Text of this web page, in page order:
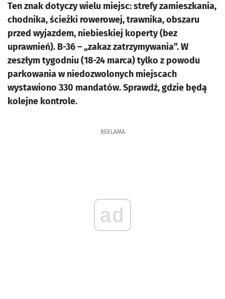
Ten znak dotyczy wielu miejsc: strefy zamieszkania,
chodnika, ścieżki rowerowej, trawnika, obszaru
przed wyjazdem, niebieskiej koperty (bez
uprawnień). B-36 – „zakaz zatrzymywania”. W
zeszłym tygodniu (18-24 marca) tylko z powodu
parkowania w niedozwolonych miejscach
wystawiono 330 mandatów. Sprawdź, gdzie będą
kolejne kontrole.
REKLAMA
ad